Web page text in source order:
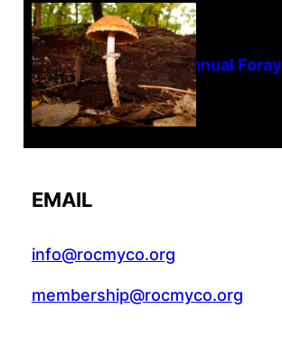
Tanghe Annual Foray
EMAIL
info@rocmyco.org
membership@rocmyco.org